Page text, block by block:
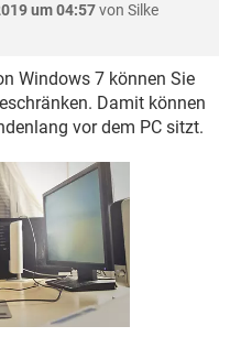
TIKTOK
TIKTOK
HARDWARE
STREAMING
INSTAGRAM
TIKTOK
HARDWARE
STREAMING
IOS
TIKTOK
HARDWARE
um 04:57von Silke
Windows 7 können Sie
Damit können
vor dem PC sitzt.